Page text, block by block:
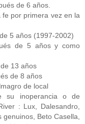
de 6 años.
por primera vez en la
5 años (1997-2002)
de 5 años y como
13 años
de 8 años
de local
su inoperancia o de
: Lux, Dalesandro,
genuinos, Beto Casella,